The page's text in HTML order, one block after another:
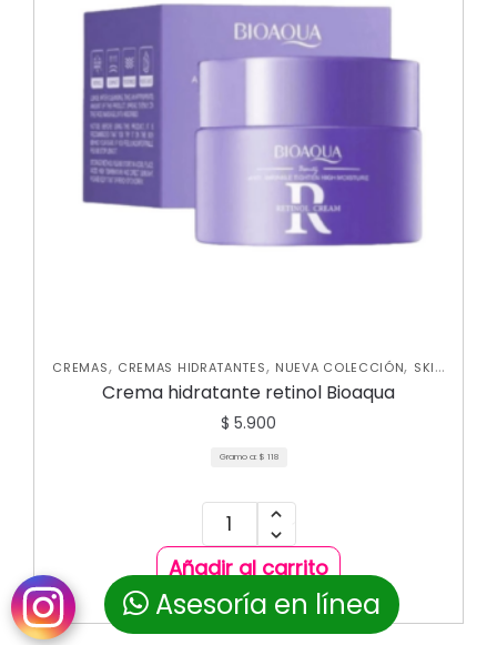
CREMAS, CREMAS HIDRATANTES, NUEVA COLECCIÓN, SKIN
CARE FACIAL
Crema hidratante retinol Bioaqua
$ 5.900
Gramo a: $ 118
Añadir al carrito
Asesoría en línea